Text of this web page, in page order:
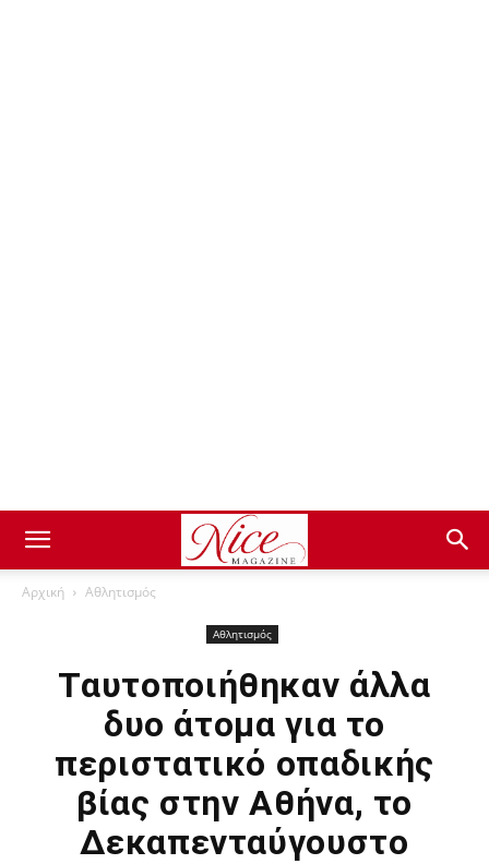
Αρχική Αθλητισμός
Αθλητισμός
Ταυτοποιήθηκαν άλλα
δυο άτομα για το
περιστατικό οπαδικής
βίας στην Αθήνα, το
Δεκαπενταύγουστο